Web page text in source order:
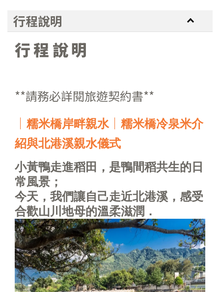
行程說明
行程說明
**請務必詳閱旅遊契約書**
｜ 糯米橋岸畔親水｜ 糯米橋冷泉米介
紹與北港溪親水儀式
小黃鴨走進稻田，是鴨間稻共生的日
常風景；
今天，我們讓自己走近北港溪，感受
合歡山川地母的溫柔滋潤．